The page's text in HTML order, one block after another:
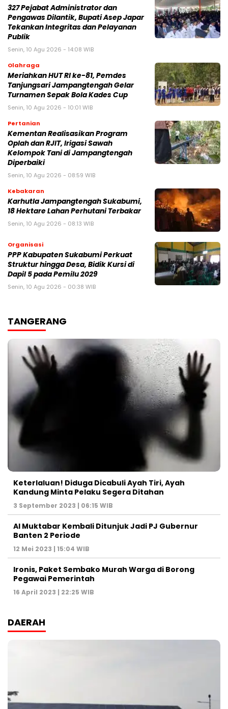
327 Pejabat Administrator dan
Pengawas Dilantik, Bupati Asep Japar
Tekankan Integritas dan Pelayanan
Publik
Senin, 10 Agu 2026 - 14:08 WIB
Olahraga
Meriahkan HUT RI ke-81, Pemdes
Tanjungsari Jampangtengah Gelar
Turnamen Sepak Bola Kades Cup
Senin, 10 Agu 2026 - 10:01 WIB
Pertanian
Kementan Realisasikan Program
Oplah dan RJIT, Irigasi Sawah
Kelompok Tani di Jampangtengah
Diperbaiki
Senin, 10 Agu 2026 - 08:59 WIB
Kebakaran
‎Karhutla Jampangtengah Sukabumi,
18 Hektare Lahan Perhutani Terbakar
Senin, 10 Agu 2026 - 08:13 WIB
Organisasi
PPP Kabupaten Sukabumi Perkuat
Struktur hingga Desa, Bidik Kursi di
Dapil 5 pada Pemilu 2029
Senin, 10 Agu 2026 - 00:38 WIB
TANGERANG
Keterlaluan! Diduga Dicabuli Ayah Tiri, Ayah
Kandung Minta Pelaku Segera Ditahan
3 September 2023 | 06:15 WIB
Al Muktabar Kembali Ditunjuk Jadi PJ Gubernur
Banten 2 Periode
12 Mei 2023 | 15:04 WIB
Ironis, Paket Sembako Murah Warga di Borong
Pegawai Pemerintah
16 April 2023 | 22:25 WIB
DAERAH